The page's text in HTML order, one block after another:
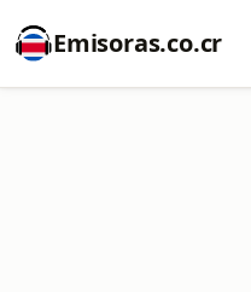
Emisoras.co.cr